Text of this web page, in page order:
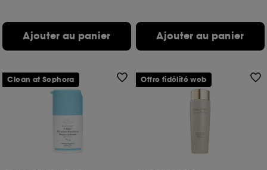
Ajouter au panier Ajouter au panier
Clean at Sephora Offre fidélité web